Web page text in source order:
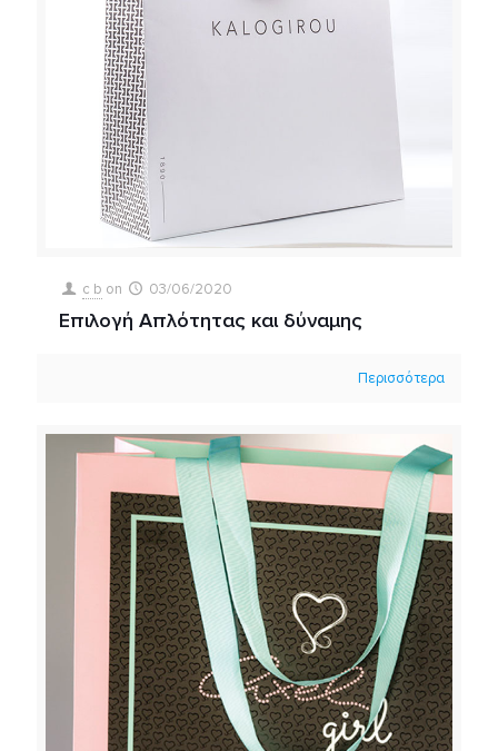
c b on 03/06/2020
Επιλογή Απλότητας και δύναμης
Περισσότερα